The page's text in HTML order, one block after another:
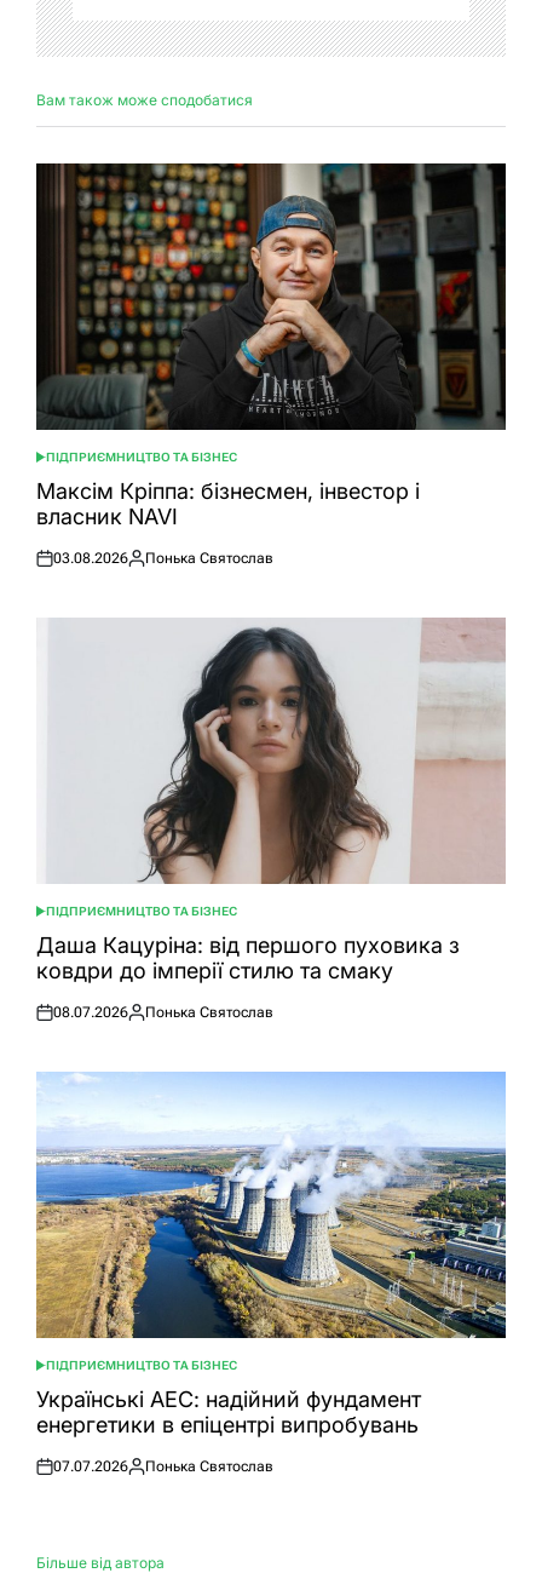
Вам також може сподобатися
ОПУБЛІКУВАТИ
У
ПІДПРИЄМНИЦТВО ТА БІЗНЕС
Максім Кріппа: бізнесмен, інвестор і
власник NAVI
Оприлюднено
03.08.2026
Опубліковано
Понька Святослав
ОПУБЛІКУВАТИ
У
ПІДПРИЄМНИЦТВО ТА БІЗНЕС
Даша Кацуріна: від першого пуховика з
ковдри до імперії стилю та смаку
Оприлюднено
08.07.2026
Опубліковано
Понька Святослав
ОПУБЛІКУВАТИ
У
ПІДПРИЄМНИЦТВО ТА БІЗНЕС
Українські АЕС: надійний фундамент
енергетики в епіцентрі випробувань
Оприлюднено
07.07.2026
Опубліковано
Понька Святослав
Більше від автора